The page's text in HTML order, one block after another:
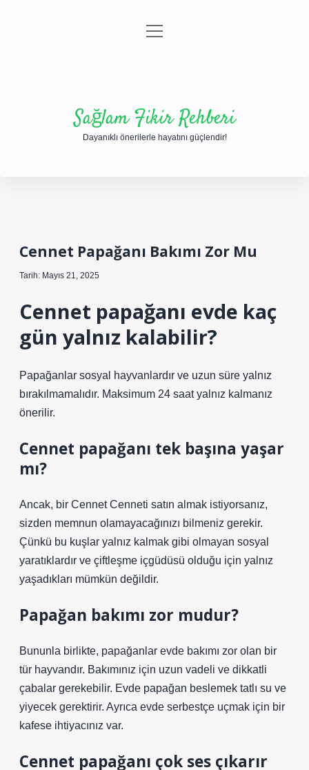
Gizlilik Politikası
menüyü
Sağlam Fikir Rehberi
Dayanıklı önerilerle hayatını güçlendir!
Cennet Papağanı Bakımı Zor Mu
Tarih: Mayıs 21, 2025
Cennet papağanı evde kaç
gün yalnız kalabilir?
Papağanlar sosyal hayvanlardır ve uzun süre yalnız
bırakılmamalıdır. Maksimum 24 saat yalnız kalmanız
önerilir.
Cennet papağanı tek başına yaşar
mı?
Ancak, bir Cennet Cenneti satın almak istiyorsanız,
sizden memnun olamayacağınızı bilmeniz gerekir.
Çünkü bu kuşlar yalnız kalmak gibi olmayan sosyal
yaratıklardır ve çiftleşme içgüdüsü olduğu için yalnız
yaşadıkları mümkün değildir.
Papağan bakımı zor mudur?
Bununla birlikte, papağanlar evde bakımı zor olan bir
tür hayvandır. Bakımınız için uzun vadeli ve dikkatli
çabalar gerekebilir. Evde papağan beslemek tatlı su ve
yiyecek gerektirir. Ayrıca evde serbestçe uçmak için bir
kafese ihtiyacınız var.
Cennet papağanı çok ses çıkarır